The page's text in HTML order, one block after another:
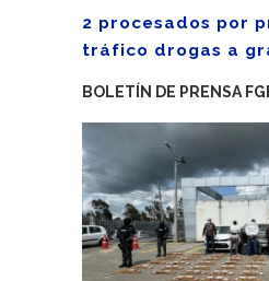
2 procesados por
tráfico drogas a
BOLETÍN DE PRENSA